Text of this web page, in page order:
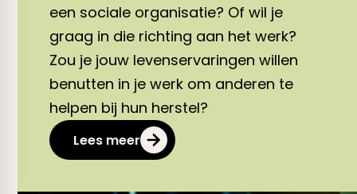
een sociale organisatie? Of wil je
graag in die richting aan het werk?
Zou je jouw levenservaringen willen
benutten in je werk om anderen te
helpen bij hun herstel?
Lees meer